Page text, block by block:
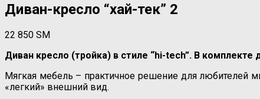
Диван-кресло “хай-тек” 2
22 850 ЅМ
Диван кресло (тройка) в стиле “hi-tech”. В комплекте
Мягкая мебель – практичное решение для любителей
«легкий» внешний вид.